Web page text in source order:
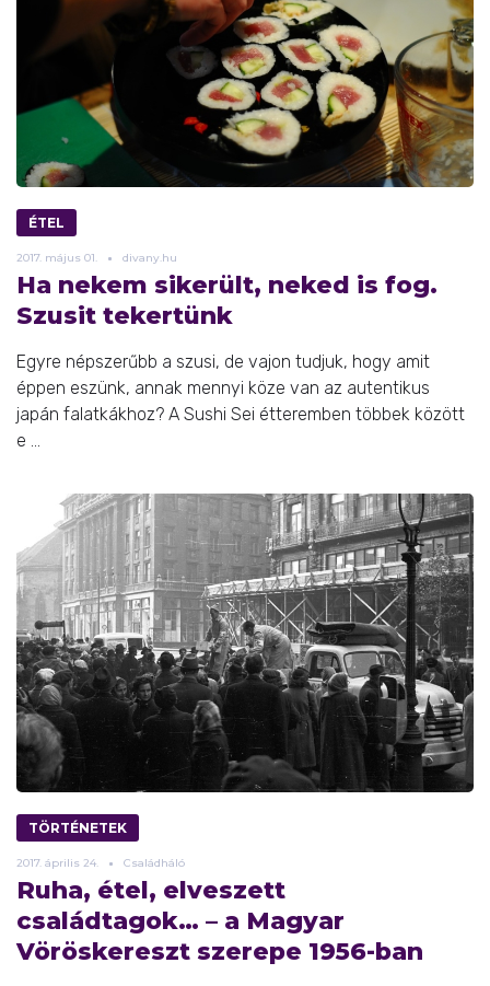
ÉTEL
2017. május 01. divany.hu
Ha nekem sikerült, neked is fog.
Szusit tekertünk
Egyre népszerűbb a szusi, de vajon tudjuk, hogy amit
éppen eszünk, annak mennyi köze van az autentikus
japán falatkákhoz? A Sushi Sei étteremben többek között
e ...
TÖRTÉNETEK
2017. április 24. Családháló
Ruha, étel, elveszett
családtagok… – a Magyar
Vöröskereszt szerepe 1956-ban